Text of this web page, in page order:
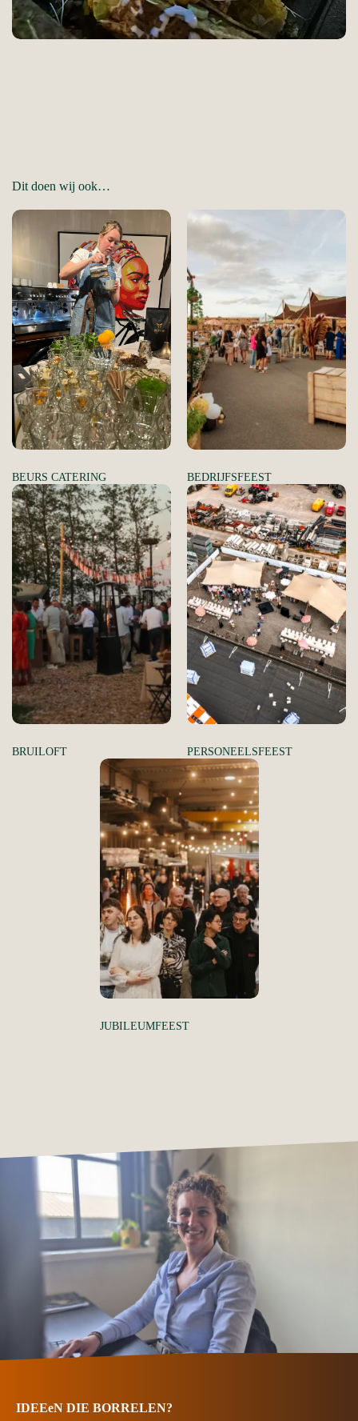
Dit doen wij ook…
BEURS CATERING BEDRIJFSFEEST
BRUILOFT PERSONEELSFEEST
JUBILEUMFEEST
IDEEeN DIE BORRELEN?